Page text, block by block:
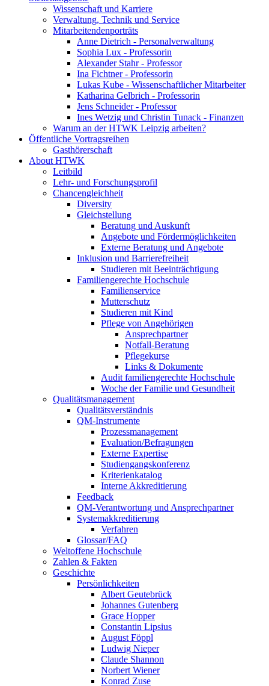
Wissenschaft und Karriere
Verwaltung, Technik und Service
Mitarbeitendenporträts
Anne Dietrich - Personalverwaltung
Sophia Lux - Professorin
Alexander Stahr - Professor
Ina Fichtner - Professorin
Lukas Kube - Wissenschaftlicher Mitarbeiter
Katharina Gelbrich - Professorin
Jens Schneider - Professor
Ines Wetzig und Christin Tunack - Finanzen
Warum an der HTWK Leipzig arbeiten?
Öffentliche Vortragsreihen
Gasthörerschaft
About HTWK
Leitbild
Lehr- und Forschungsprofil
Chancengleichheit
Diversity
Gleichstellung
Beratung und Auskunft
Angebote und Fördermöglichkeiten
Externe Beratung und Angebote
Inklusion und Barrierefreiheit
Studieren mit Beeinträchtigung
Familiengerechte Hochschule
Familienservice
Mutterschutz
Studieren mit Kind
Pflege von Angehörigen
Ansprechpartner
Notfall-Beratung
Pflegekurse
Links & Dokumente
Audit familiengerechte Hochschule
Woche der Familie und Gesundheit
Qualitätsmanagement
Qualitätsverständnis
QM-Instrumente
Prozessmanagement
Evaluation/Befragungen
Externe Expertise
Studiengangskonferenz
Kriterienkatalog
Interne Akkreditierung
Feedback
QM-Verantwortung und Ansprechpartner
Systemakkreditierung
Verfahren
Glossar/FAQ
Weltoffene Hochschule
Zahlen & Fakten
Geschichte
Persönlichkeiten
Albert Geutebrück
Johannes Gutenberg
Grace Hopper
Constantin Lipsius
August Föppl
Ludwig Nieper
Claude Shannon
Norbert Wiener
Konrad Zuse